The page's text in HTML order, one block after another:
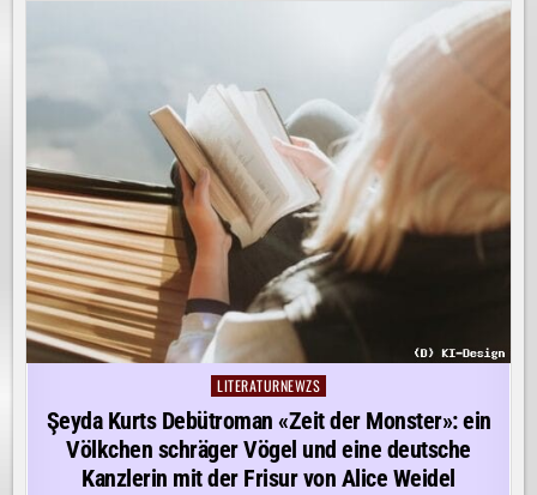
Posted
in
LITERATURNEWZS
Şeyda Kurts Debütroman «Zeit der Monster»: ein
Völkchen schräger Vögel und eine deutsche
Kanzlerin mit der Frisur von Alice Weidel